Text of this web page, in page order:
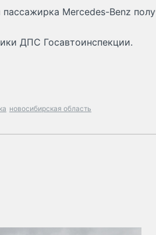
Mercedes-Benz
ДПС Госавтоинспекции.
новосибирская область